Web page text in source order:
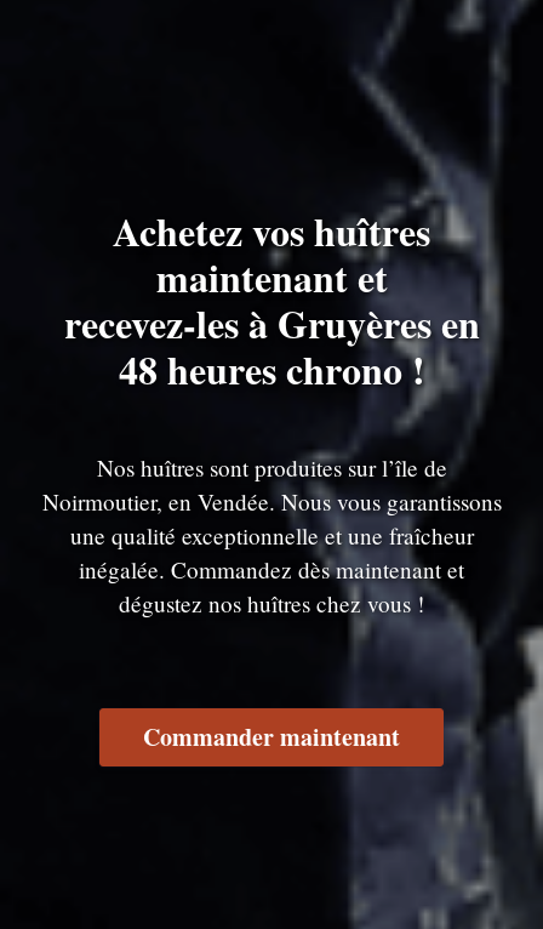
Achetez vos huîtres
maintenant et
recevez-les à Gruyères en
48 heures chrono !
Nos huîtres sont produites sur l’île de
Noirmoutier, en Vendée. Nous vous garantissons
une qualité exceptionnelle et une fraîcheur
inégalée. Commandez dès maintenant et
dégustez nos huîtres chez vous !
Commander maintenant